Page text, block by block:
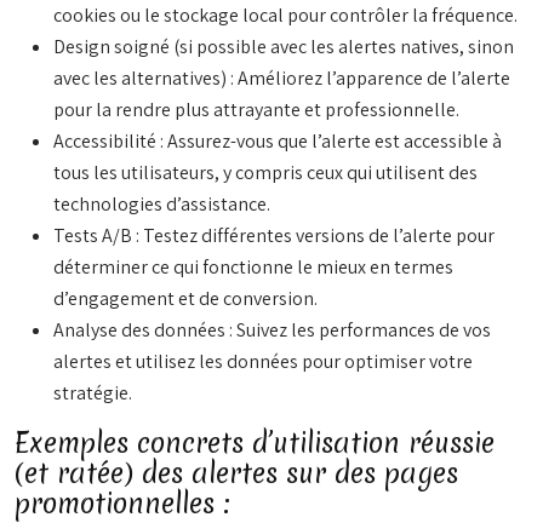
cookies ou le stockage local pour contrôler la fréquence.
Design soigné (si possible avec les alertes natives, sinon
avec les alternatives) : Améliorez l’apparence de l’alerte
pour la rendre plus attrayante et professionnelle.
Accessibilité : Assurez-vous que l’alerte est accessible à
tous les utilisateurs, y compris ceux qui utilisent des
technologies d’assistance.
Tests A/B : Testez différentes versions de l’alerte pour
déterminer ce qui fonctionne le mieux en termes
d’engagement et de conversion.
Analyse des données : Suivez les performances de vos
alertes et utilisez les données pour optimiser votre
stratégie.
Exemples concrets d’utilisation réussie
(et ratée) des alertes sur des pages
promotionnelles :